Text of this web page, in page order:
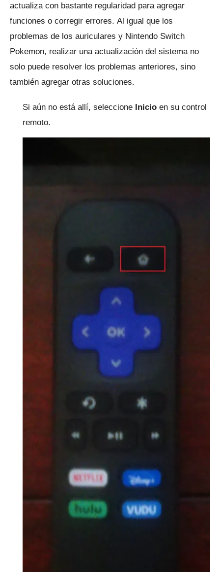
actualiza con bastante regularidad para agregar
funciones o corregir errores. Al igual que los
problemas de los auriculares y Nintendo Switch
Pokemon, realizar una actualización del sistema no
solo puede resolver los problemas anteriores, sino
también agregar otras soluciones.
Si aún no está allí, seleccione Inicio en su control
remoto.